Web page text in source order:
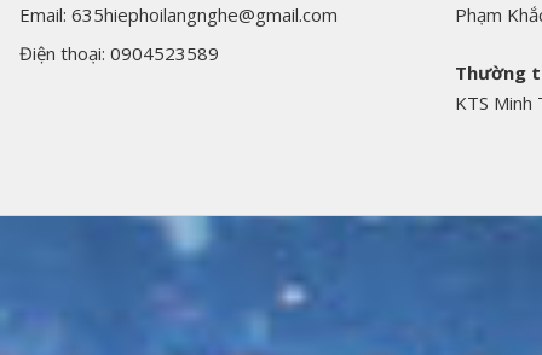
Email: 635hiephoilangnghe@gmail.com
Điện thoại: 0904523589
Phạm
Thường
KTS Minh